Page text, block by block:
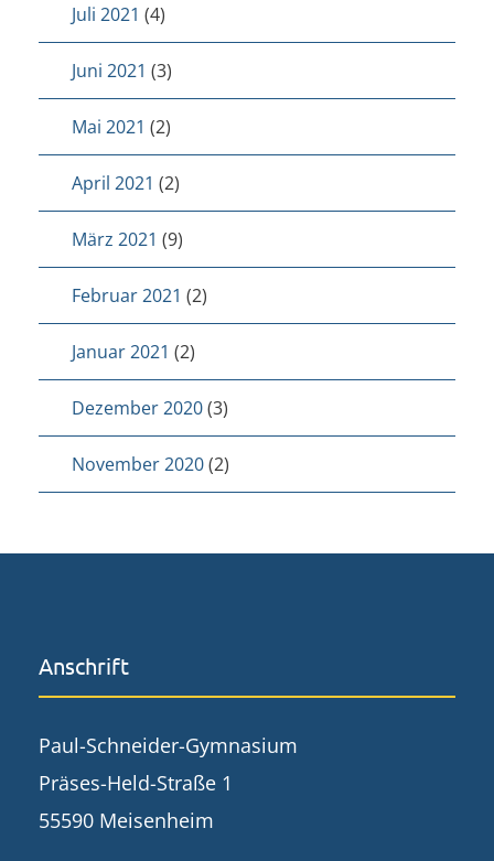
Juli 2021 (4)
Juni 2021 (3)
Mai 2021 (2)
April 2021 (2)
März 2021 (9)
Februar 2021 (2)
Januar 2021 (2)
Dezember 2020(3)
November 2020(2)
Anschrift
Paul-Schneider-Gymnasium
Präses-Held-Straße 1
55590 Meisenheim